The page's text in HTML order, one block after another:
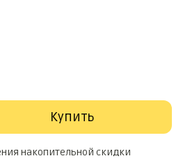
Купить
накопительной скидки